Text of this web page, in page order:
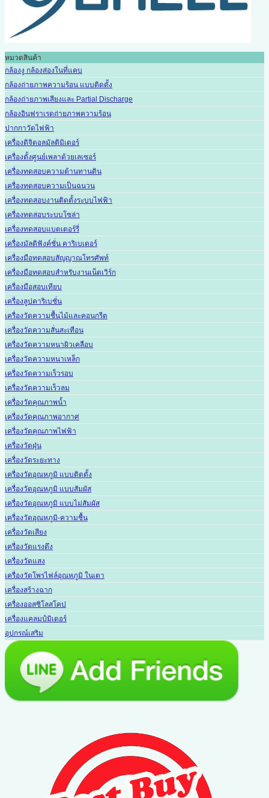
หมวดสินค้า
กล้องงู กล้องส่องในที่แคบ
กล้องถ่ายภาพความร้อน แบบติดตั้ง
กล้องถ่ายภาพเสียงและ Partial Discharge
กล้องอินฟราเรดถ่ายภาพความร้อน
ปากกาวัดไฟฟ้า
เครื่องดิจิตอลมัลติมิเตอร์
เครื่องตั้งศูนย์เพลาด้วยเลเซอร์
เครื่องทดสอบความต้านทานดิน
เครื่องทดสอบความเป็นฉนวน
เครื่องทดสอบงานติดตั้งระบบไฟฟ้า
เครื่องทดสอบระบบโซล่า
เครื่องทดสอบแบตเตอร์รี่
เครื่องมัลติฟังค์ชั่น คาริเบเตอร์
เครื่องมือทดสอบสัญญาณโทรศัพท์
เครื่องมือทดสอบสำหรับงานเน็ตเวิร์ก
เครื่องมือสอบเทียบ
เครื่องลูปคาริเบชั่น
เครื่องวัดความชื้นไม้และคอนกรีต
เครื่องวัดความสั่นสะเทือน
เครื่องวัดความหนาผิวเคลือบ
เครื่องวัดความหนาเหล็ก
เครื่องวัดความเร็วรอบ
เครื่องวัดความเร็วลม
เครื่องวัดคุณภาพน้ำ
เครื่องวัดคุณภาพอากาศ
เครื่องวัดคุณภาพไฟฟ้า
เครื่องวัดฝุ่น
เครื่องวัดระยะทาง
เครื่องวัดอุณหภูมิ แบบติดตั้ง
เครื่องวัดอุณหภูมิ แบบสัมผัส
เครื่องวัดอุณหภูมิ แบบไม่สัมผัส
เครื่องวัดอุณหภูมิ-ความชื้น
เครื่องวัดเสียง
เครื่องวัดแรงดึง
เครื่องวัดแสง
เครื่องวัดโพรไฟล์อุณหภูมิ ในเตา
เครื่องสร้างฉาก
เครื่องออสซิโลสโคป
เครื่องแคลมป์มิเตอร์
อุปกรณ์เสริม